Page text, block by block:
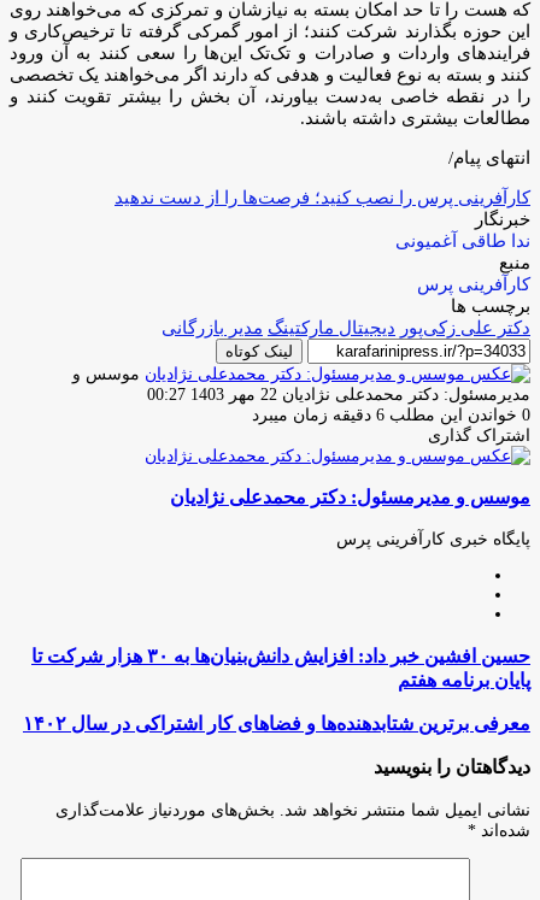
که هست را تا حد امکان بسته به نیازشان و تمرکزی که می‌خواهند روی
این حوزه بگذارند شرکت کنند؛ از امور گمرکی گرفته تا ترخیص‌کاری و
فرایندهای واردات و صادرات و تک‌تک این‌ها را سعی کنند به آن ورود
کنند و بسته به نوع فعالیت و هدفی که دارند اگر می‌خواهند یک تخصصی
را در نقطه خاصی به‌دست بیاورند، آن بخش را بیشتر تقویت کنند و
مطالعات بیشتری داشته باشند.
انتهای پیام/
کارآفرینی پرس را نصب کنید؛ فرصت‌ها را از دست ندهید
خبرنگار
ندا طاقی آغمیونی
منبع
کارآفرینی پرس
برچسب ها
دکتر علی زکی‌پور دیجیتال مارکتینگ مدیر بازرگانی
لینک کوتاه
موسس و
مدیرمسئول: دکتر محمدعلی نژادیان ارسال
ایمیل
22 مهر 1403 00:27
0 خواندن این مطلب 6 دقیقه زمان میبرد
اشتراک گذاری
فیس
توئیتر
لینکدین
واتس
تلگرام
اشتراک
از
ایمیل
چاپ
موسس و مدیرمسئول: دکتر محمدعلی نژادیان
پایگاه خبری کارآفرینی پرس
حسین
افشین
خبر
افزایش
دانش‌بنیان‌ها
به
هزار
شرکت
حسین افشین خبر داد: افزایش دانش‌بنیان‌ها به ۳۰ هزار شرکت تا
پایان برنامه هفتم
معرفی
شتابدهنده‌ها
فضاهای
کار
معرفی برترین شتابدهنده‌ها و فضاهای کار اشتراکی در سال ۱۴۰۲
دیدگاهتان را بنویسید
نشانی ایمیل شما منتشر نخواهد شد.
بخش‌های موردنیاز علامت‌گذاری
شده‌اند *